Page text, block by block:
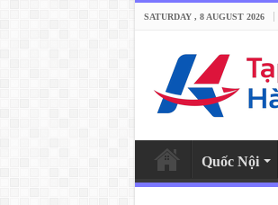
SATURDAY , 8 AUGUST 2026
Quốc Nội